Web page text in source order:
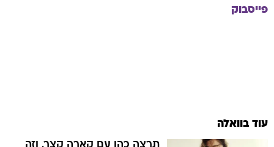
פייסבוק
עוד בוואלה
תרצה כהן עם קארה קצר, וזה